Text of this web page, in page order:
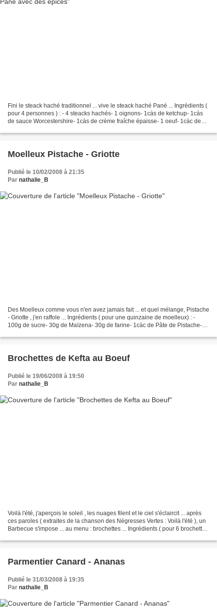
Fini le steack haché traditionnel ... vive le steack haché Pané ... Ingrédients (
pour 4 personnes ) : - 4 steacks hachés- 1 oignons- 1càs de ketchup- 1càs
de sauce Worcestershire- 1càs de crème fraîche épaisse- 1 oeuf- 1càc de
Moelleux Pistache - Griotte
Publié le 10/02/2008 à 21:35
Par nathalie_B
Des Moelleux comme vous n'en avez jamais fait ... et quel mélange, Pistache
- Griotte , j'en raffole ... Ingrédients ( pour une quinzaine de moelleux) : -
100g de sucre- 30g de Maïzena- 30g de farine- 1càc de Pâte de Pistache-
Brochettes de Kefta au Boeuf
Publié le 19/06/2008 à 19:50
Par nathalie_B
Voilà l'été, j'aperçois le soleil , les nuages filent et le ciel s'éclaircit ... après
ces paroles ( extraites de la chanson des Négresses Vertes : Voilà l'été ), un
Barbecue s'impose ... au menu : brochettes ... Ingrédients ( pour 6 brochettes
Parmentier Canard - Ananas
Publié le 31/03/2008 à 19:35
Par nathalie_B